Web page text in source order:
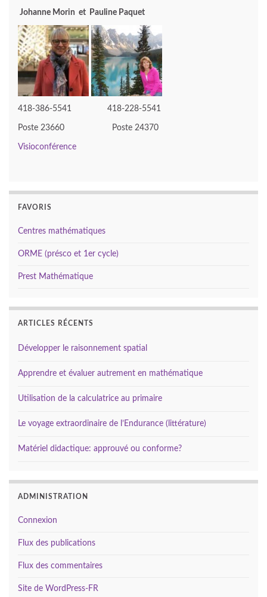
Johanne Morin et Pauline Paquet
418-386-5541 418-228-5541
Poste 23660 Poste 24370
Visioconférence
FAVORIS
Centres mathématiques
ORME (présco et 1er cycle)
Prest Mathématique
ARTICLES RÉCENTS
Développer le raisonnement spatial
Apprendre et évaluer autrement en mathématique
Utilisation de la calculatrice au primaire
Le voyage extraordinaire de l’Endurance (littérature)
Matériel didactique: approuvé ou conforme?
ADMINISTRATION
Connexion
Flux des publications
Flux des commentaires
Site de WordPress-FR